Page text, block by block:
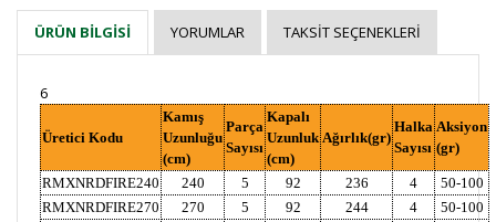
ÜRÜN BILGISI YORUMLAR TAKSIT SEÇENEKLERI
6
Üretici Kodu
Kamış
Uzunluğu
(cm)
Parça
Sayısı
Kapalı
Uzunluk
(cm)
Ağırlık(gr)
Halka
Sayısı
Aksiyon
(gr)
RMXNRDFIRE240 240 5 92 236 4
50-100
RMXNRDFIRE270
270 5 92 244 4
50-100